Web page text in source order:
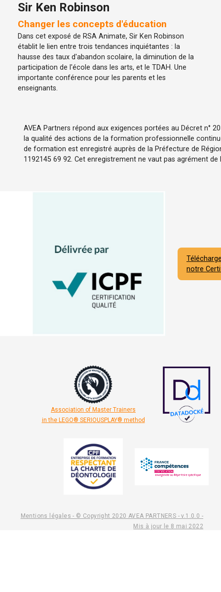
Sir Ken Robinson
Changer les concepts d'éducation
Dans cet exposé de RSA Animate, Sir Ken Robinson
établit le lien entre trois tendances inquiétantes : la
hausse des taux d'abandon scolaire, la diminution de la
participation de l'école dans les arts, et le TDAH. Une
importante conférence pour les parents et les
enseignants.
AVEA Partners répond aux exigences portées au Décret n°
la qualité des actions de la formation professionnelle
de formation est enregistré auprès de la Préfecture de
1192145 69 92. Cet enregistrement ne vaut pas agrément de
notre
Association of Master Trainers
in the LEGO® SERIOUSPLAY® method
Mentions légales - © Copyright 2020 AVEA PARTNERS - v.1.0.0 -
Mis à jour le 8 mai 2022